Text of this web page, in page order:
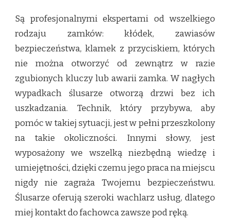
Są profesjonalnymi ekspertami od wszelkiego
rodzaju zamków: kłódek, zawiasów
bezpieczeństwa, klamek z przyciskiem, których
nie można otworzyć od zewnątrz w razie
zgubionych kluczy lub awarii zamka. W nagłych
wypadkach ślusarze otworzą drzwi bez ich
uszkadzania. Technik, który przybywa, aby
pomóc w takiej sytuacji, jest w pełni przeszkolony
na takie okoliczności. Innymi słowy, jest
wyposażony we wszelką niezbędną wiedzę i
umiejętności, dzięki czemu jego praca na miejscu
nigdy nie zagraża Twojemu bezpieczeństwu.
Ślusarze oferują szeroki wachlarz usług, dlatego
miej kontakt do fachowca zawsze pod ręką.